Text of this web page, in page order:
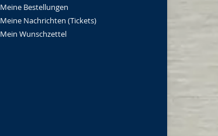
Meine Bestellungen
Meine Nachrichten (Tickets)
Mein Wunschzettel